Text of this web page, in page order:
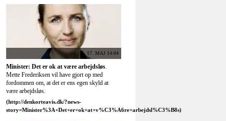
17. MAJ 13:00
Berlins nye lufthavn åbner først næste år
Først til marts 2013 vil flyrejsende kunne
benytte den nye storlufthavn i den tyske
hovedstad.